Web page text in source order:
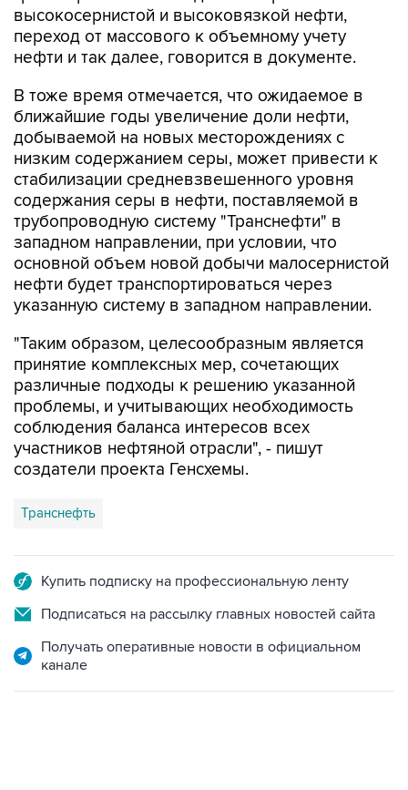
нефти и так далее, говорится в документе.
В тоже время отмечается, что ожидаемое в
добываемой на новых месторождениях с
низким содержанием серы, может привести к
стабилизации средневзвешенного уровня
содержания серы в нефти, поставляемой в
трубопроводную систему "Транснефти" в
западном направлении, при условии, что
основной объем новой добычи малосернистой
нефти будет транспортироваться через
указанную систему в западном направлении.
"Таким образом, целесообразным является
различные подходы к решению указанной
проблемы, и учитывающих необходимость
соблюдения баланса интересов всех
участников нефтяной отрасли", - пишут
создатели проекта Генсхемы.
Транснефть
Подписаться на рассылку главных новостей сайта
Получать оперативные новости в официальном